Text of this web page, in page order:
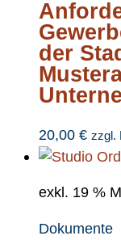
der
20,00 € zzgl.
exkl. 19 %
Dokumente